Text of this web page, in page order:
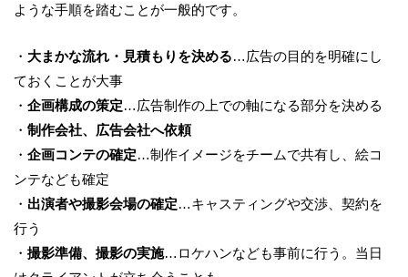
ような手順を踏むことが一般的です。
・ 大まかな流れ・見積もりを決める…広告の目的を明確にし
ておくことが大事
・ 企画構成の策定…広告制作の上での軸になる部分を決める
・ 制作会社、広告会社へ依頼
・ 企画コンテの確定…制作イメージをチームで共有し、絵コ
ンテなども確定
・ 出演者や撮影会場の確定…キャスティングや交渉、契約を
行う
・ 撮影準備、撮影の実施…ロケハンなども事前に行う。当日